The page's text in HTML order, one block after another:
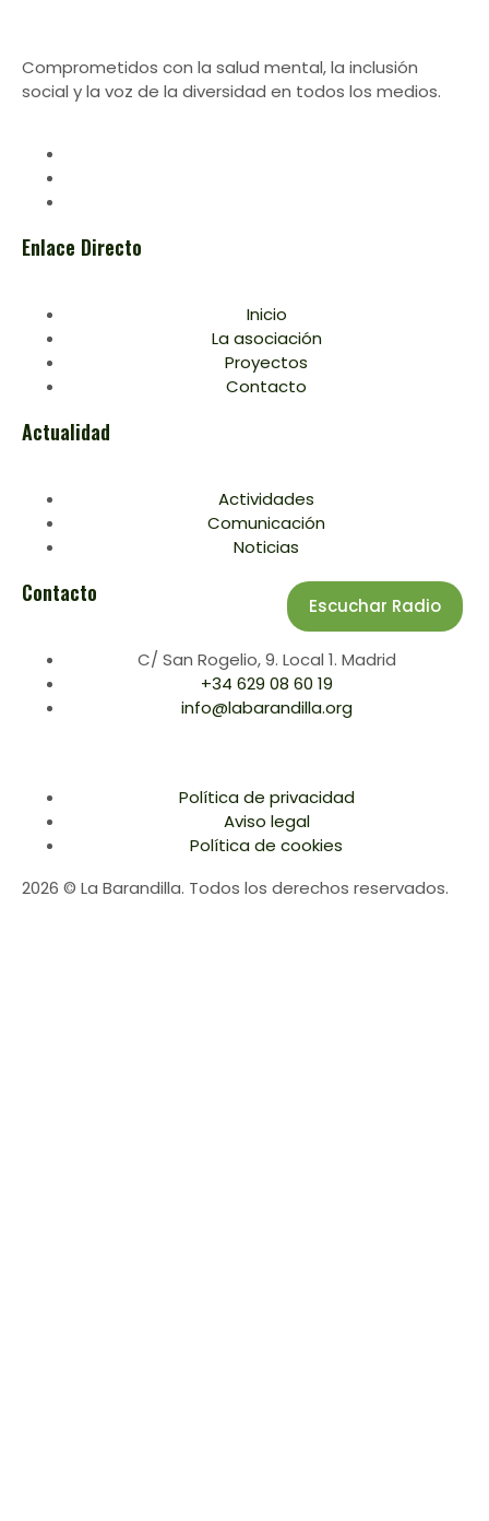
Comprometidos con la salud mental, la inclusión
social y la voz de la diversidad en todos los medios.
Enlace Directo
Inicio
La asociación
Proyectos
Contacto
Actualidad
Actividades
Comunicación
Noticias
Contacto
C/ San Rogelio, 9. Local 1. Madrid
+34 629 08 60 19
info@labarandilla.org
Escuchar Radio
2026 © La Barandilla. Todos los derechos reservados.
Política de privacidad
Aviso legal
Política de cookies